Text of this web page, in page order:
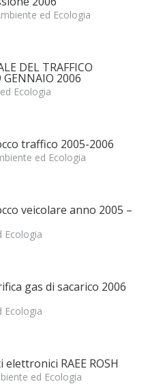
ed Ecologia
DEL TRAFFICO
2006
Ecologia
traffico 2005-2006
ed Ecologia
veicolare anno 2005 –
Ecologia
gas di sacarico 2006
Ecologia
RAEE ROSH
ed Ecologia